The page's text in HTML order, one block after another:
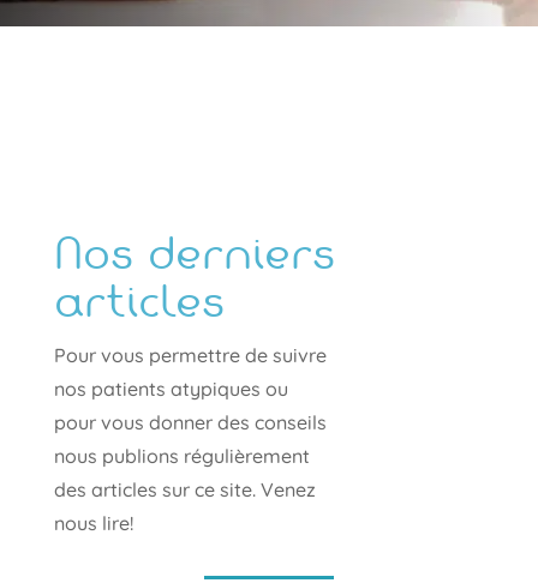
Nos derniers
articles
Pour vous permettre de suivre
nos patients atypiques ou
pour vous donner des conseils
nous publions régulièrement
des articles sur ce site. Venez
nous lire!